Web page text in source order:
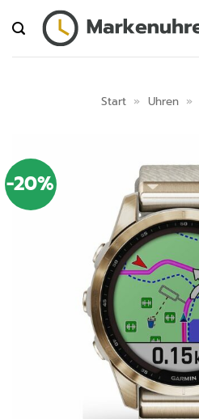
Inhalt
springen
Start » Uhren »
-20%